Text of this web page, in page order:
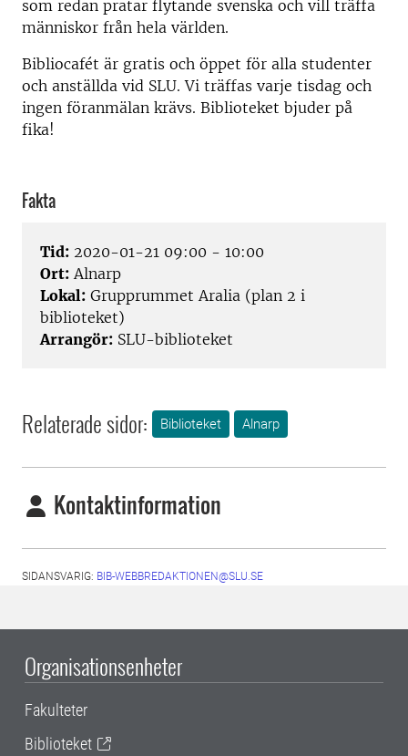
som redan pratar flytande svenska och vill träffa
människor från hela världen.
Bibliocafét är gratis och öppet för alla studenter
och anställda vid SLU. Vi träffas varje tisdag och
ingen föranmälan krävs. Biblioteket bjuder på
fika!
Fakta
Tid: 2020-01-21 09:00 - 10:00
Ort: Alnarp
Lokal: Grupprummet Aralia (plan 2 i
biblioteket)
Arrangör: SLU-biblioteket
Relaterade sidor: Biblioteket Alnarp
Kontaktinformation
SIDANSVARIG: BIB-WEBBREDAKTIONEN@SLU.SE
Organisationsenheter
Fakulteter
Biblioteket